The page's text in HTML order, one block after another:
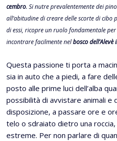
cembro. Si nutre prevalentemente dei
all’abitudine di creare delle scorte di
di essi, ricopre un ruolo fondamentale
incontrare facilmente nelbosco
Questa passione ti porta a
sia in auto che a piedi, a fare
posto alle prime luci dell’alba
possibilità di avvistare animali e
disposizione, a passare ore e
telo o sdraiato dietro una
estreme. Per non parlare di